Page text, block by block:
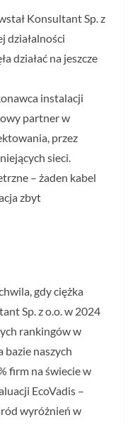
Konsultant Sp. z
działalności
działać na jeszcze
instalacji
partner w
przez
sieci.
– żaden kabel
zbyt
gdy ciężka
Sp. z o.o. w 2024
rankingów w
naszych
firm na świecie w
EcoVadis –
wyróżnień w